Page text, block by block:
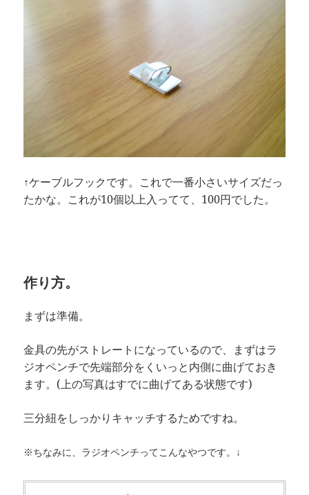
↑ケーブルフックです。これで一番小さいサイズだっ
たかな。これが10個以上入ってて、100円でした。
作り方。
まずは準備。
金具の先がストレートになっているので、まずはラ
ジオペンチで先端部分をくいっと内側に曲げておき
ます。(上の写真はすでに曲げてある状態です)
三分紐をしっかりキャッチするためですね。
※ちなみに、ラジオペンチってこんなやつです。↓